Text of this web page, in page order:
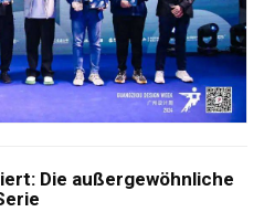
Die außergewöhnliche